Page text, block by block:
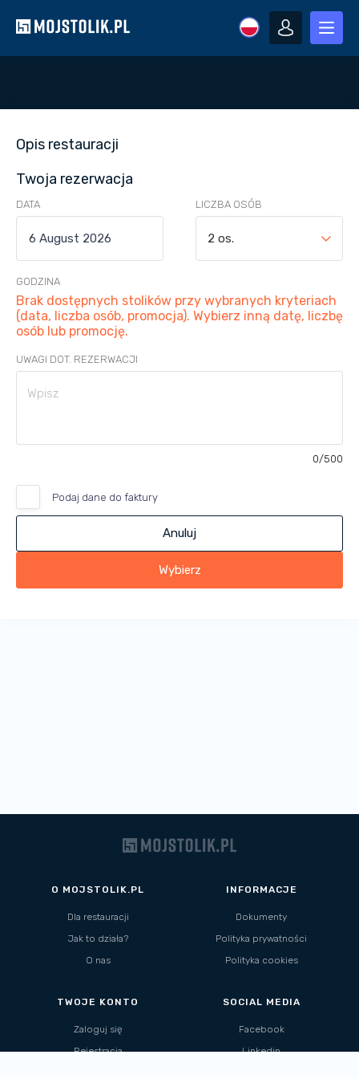
Opis restauracji
Twoja rezerwacja
DATA LICZBA OSÓB
2 os.
GODZINA
Brak dostępnych stolików przy wybranych kryteriach
(data, liczba osób, promocja). Wybierz inną datę, liczbę
osób lub promocję.
UWAGI DOT. REZERWACJI
0/500
Podaj dane do faktury
Anuluj
Wybierz
O MOJSTOLIK.PL
Dla restauracji
Jak to działa?
O nas
INFORMACJE
Dokumenty
Polityka prywatności
Polityka cookies
TWOJE KONTO
Zaloguj się
Rejestracja
SOCIAL MEDIA
Facebook
Linkedin